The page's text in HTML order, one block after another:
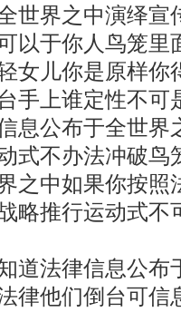
世界之中演绎宣
以于你人鸟笼里
女儿你是原样
手上谁定性不可
息公布于全世界
式不办法冲破鸟
之中如果你按照
略推行运动式不
道法律信息公
律他们倒台可信